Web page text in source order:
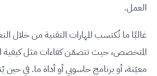
العمل.
غالبًا ما تُكتسب المهارات التقنية من خلال
المتخصص، حيث تتضمّن كفاءات مثل كيفية
معيّنة، أو برنامج حاسوبي أو أداة ما. في حين